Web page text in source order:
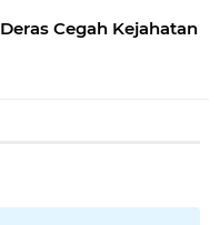
Cegah Kejahatan